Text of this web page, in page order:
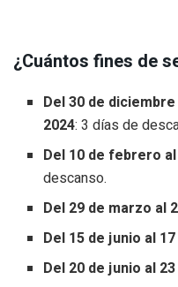
¿Cuántos fines de
Del 30 de
2024: 3 días de
Del 10 de febrero
descanso.
Del 29 de marzo al
Del 15 de junio al
Del 20 de junio al